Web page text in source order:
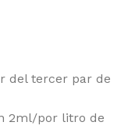
del tercer par de
2ml/por litro de